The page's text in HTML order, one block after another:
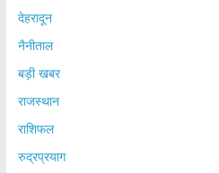
देहरादून
नैनीताल
बड़ी खबर
राजस्थान
राशिफल
रुद्रप्रयाग